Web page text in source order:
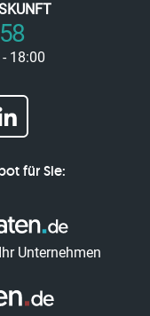
18:00
für Sie:
Unternehmen